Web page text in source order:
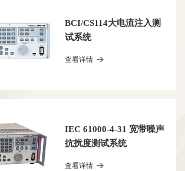
BCI/CS114大电流注入测
试系统
查看详情
IEC 61000-4-31 宽带噪声
抗扰度测试系统
查看详情